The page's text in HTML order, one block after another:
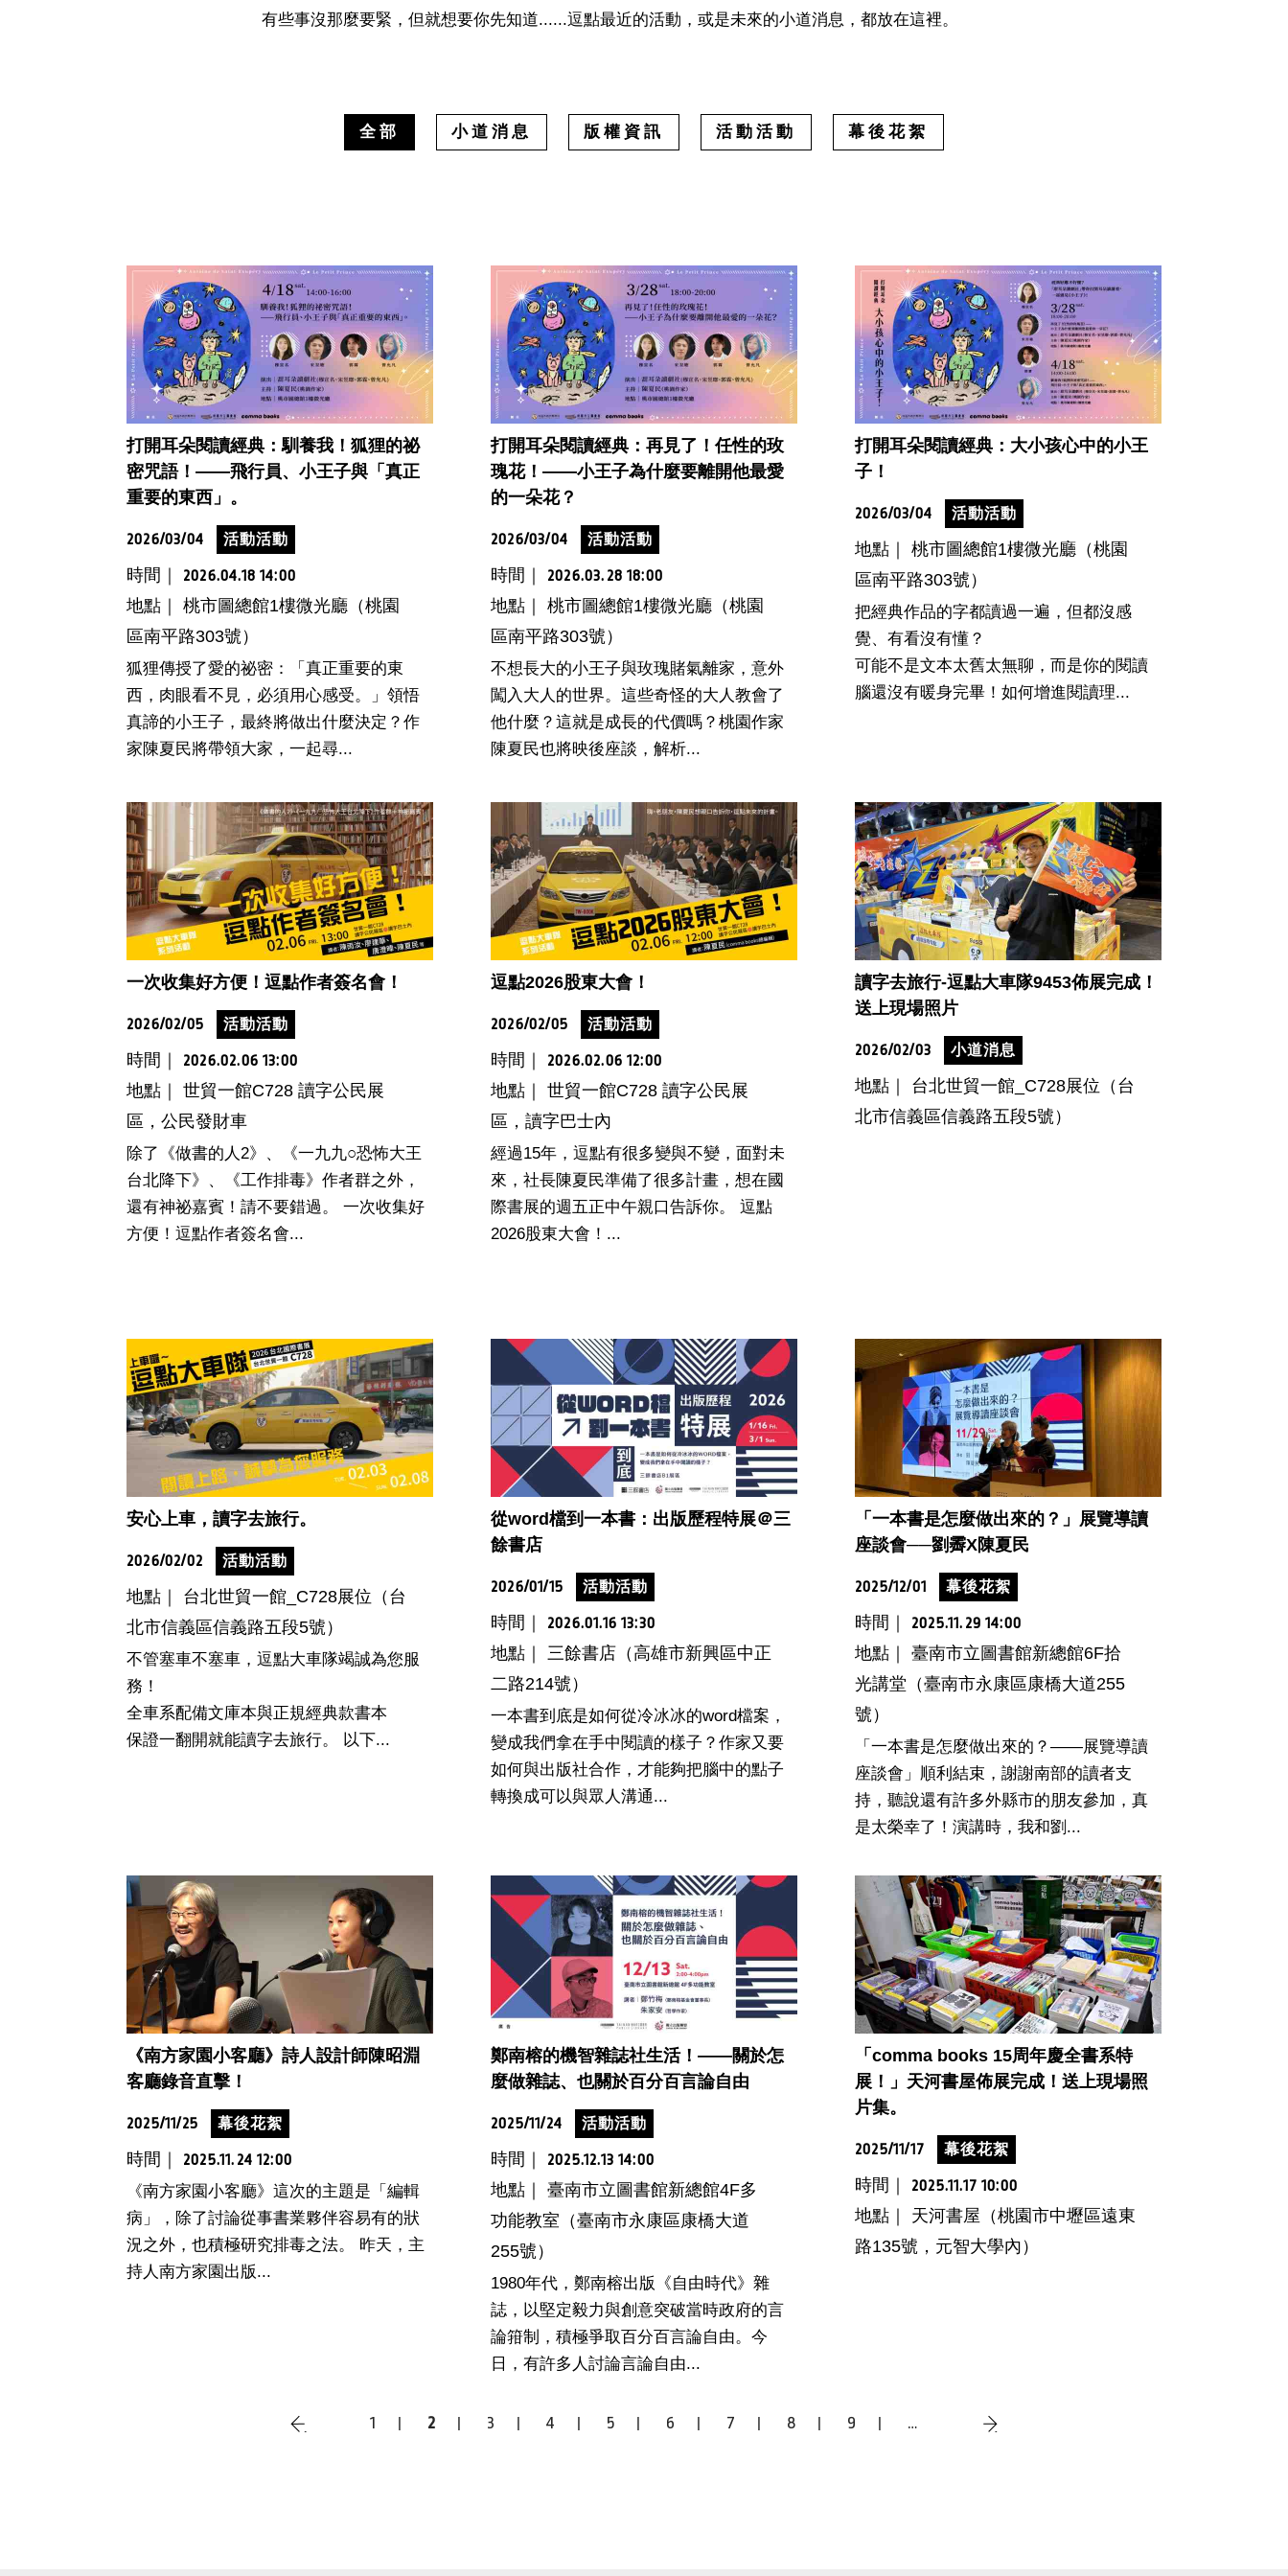
有些事沒那麼要緊，但就想要你先知道......逗點最近的活動，或是未來的小道消息，都放在這裡。
全部 小道消息 版權資訊 活動活動 幕後花絮
打開耳朵閱讀經典：馴養我！狐狸的祕
密咒語！——飛行員、小王子與「真正
重要的東西」。
2026/03/04 活動活動
時間｜ 2026.04.18 14:00
地點｜ 桃市圖總館1樓微光廳（桃園
區南平路303號）
狐狸傳授了愛的祕密：「真正重要的東
西，肉眼看不見，必須用心感受。」領悟
真諦的小王子，最終將做出什麼決定？作
家陳夏民將帶領大家，一起尋...
打開耳朵閱讀經典：再見了！任性的玫
瑰花！——小王子為什麼要離開他最愛
的一朵花？
2026/03/04 活動活動
時間｜ 2026.03.28 18:00
地點｜ 桃市圖總館1樓微光廳（桃園
區南平路303號）
不想長大的小王子與玫瑰賭氣離家，意外
闖入大人的世界。這些奇怪的大人教會了
他什麼？這就是成長的代價嗎？桃園作家
陳夏民也將映後座談，解析...
打開耳朵閱讀經典：大小孩心中的小王
子！
2026/03/04 活動活動
地點｜ 桃市圖總館1樓微光廳（桃園
區南平路303號）
把經典作品的字都讀過一遍，但都沒感
覺、有看沒有懂？
可能不是文本太舊太無聊，而是你的閱讀
腦還沒有暖身完畢！如何增進閱讀理...
一次收集好方便！逗點作者簽名會！
2026/02/05 活動活動
時間｜ 2026.02.06 13:00
地點｜ 世貿一館C728 讀字公民展
區，公民發財車
除了《做書的人2》、《一九九○恐怖大王
台北降下》、《工作排毒》作者群之外，
還有神祕嘉賓！請不要錯過。 一次收集好
方便！逗點作者簽名會...
逗點2026股東大會！
2026/02/05 活動活動
時間｜ 2026.02.06 12:00
地點｜ 世貿一館C728 讀字公民展
區，讀字巴士內
經過15年，逗點有很多變與不變，面對未
來，社長陳夏民準備了很多計畫，想在國
際書展的週五正中午親口告訴你。 逗點
2026股東大會！...
讀字去旅行-逗點大車隊9453佈展完成！
送上現場照片
2026/02/03 小道消息
地點｜ 台北世貿一館_C728展位（台
北市信義區信義路五段5號）
安心上車，讀字去旅行。
2026/02/02 活動活動
地點｜ 台北世貿一館_C728展位（台
北市信義區信義路五段5號）
不管塞車不塞車，逗點大車隊竭誠為您服
務！
全車系配備文庫本與正規經典款書本
保證一翻開就能讀字去旅行。 以下...
從word檔到一本書：出版歷程特展＠三
餘書店
2026/01/15 活動活動
時間｜ 2026.01.16 13:30
地點｜ 三餘書店（高雄市新興區中正
二路214號）
一本書到底是如何從冷冰冰的word檔案，
變成我們拿在手中閱讀的樣子？作家又要
如何與出版社合作，才能夠把腦中的點子
轉換成可以與眾人溝通...
「一本書是怎麼做出來的？」展覽導讀
座談會──劉霽X陳夏民
2025/12/01 幕後花絮
時間｜ 2025.11.29 14:00
地點｜ 臺南市立圖書館新總館6F拾
光講堂（臺南市永康區康橋大道255
號）
「一本書是怎麼做出來的？——展覽導讀
座談會」順利結束，謝謝南部的讀者支
持，聽說還有許多外縣市的朋友參加，真
是太榮幸了！演講時，我和劉...
《南方家園小客廳》詩人設計師陳昭淵
客廳錄音直擊！
2025/11/25 幕後花絮
時間｜ 2025.11.24 12:00
《南方家園小客廳》這次的主題是「編輯
病」，除了討論從事書業夥伴容易有的狀
況之外，也積極研究排毒之法。 昨天，主
持人南方家園出版...
鄭南榕的機智雜誌社生活！——關於怎
麼做雜誌、也關於百分百言論自由
2025/11/24 活動活動
時間｜ 2025.12.13 14:00
地點｜ 臺南市立圖書館新總館4F多
功能教室（臺南市永康區康橋大道
255號）
1980年代，鄭南榕出版《自由時代》雜
誌，以堅定毅力與創意突破當時政府的言
論箝制，積極爭取百分百言論自由。今
日，有許多人討論言論自由...
「comma books 15周年慶全書系特
展！」天河書屋佈展完成！送上現場照
片集。
2025/11/17 幕後花絮
時間｜ 2025.11.17 10:00
地點｜ 天河書屋（桃園市中壢區遠東
路135號，元智大學內）
‹
1 2 3 4 5 6 7 8 9 …
›